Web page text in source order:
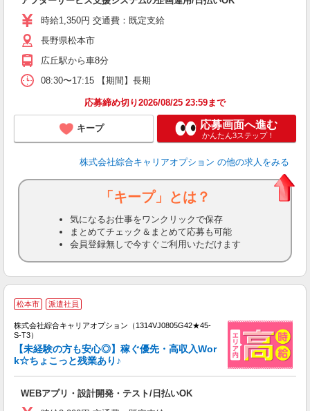
時給1,350円 交通費：既定支給
長野県松本市
広丘駅から車8分
08:30〜17:15 【期間】長期
応募締め切り2026/08/25 23:59まで
キープ 応募画面へ進む
かんたん3ステップ！
株式会社綜合キャリアオプション の他の求人をみる
「キープ」とは？
気になるお仕事をワンクリックで保存
まとめてチェック＆まとめて応募も可能
会員登録無しで今すぐご利用いただけます
松本市 派遣社員
株式会社綜合キャリアオプション（1314VJ0805G42★45-
S-T3）
【未経験の方も安心◎】稼ぐ優先・高収入Wor
k☆ちょこっと残業あり♪
WEBアプリ・設計開発・テスト/日払いOK